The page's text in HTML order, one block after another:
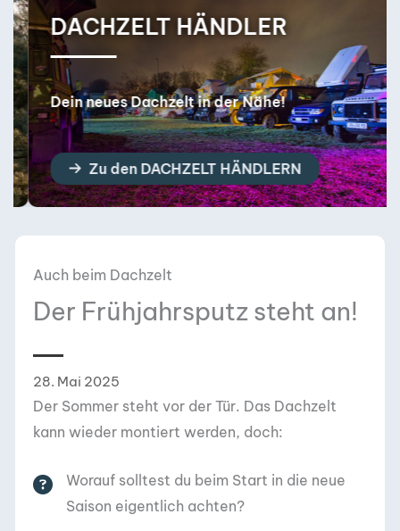
DACHZELT HÄNDLER
Dein neues Dachzelt in der Nähe!
Zu den DACHZELT HÄNDLERN
Auch beim Dachzelt
Der Frühjahrsputz steht an!
28. Mai 2025
Der Sommer steht vor der Tür. Das Dachzelt
kann wieder montiert werden, doch:
Worauf solltest du beim Start in die neue
Saison eigentlich achten?